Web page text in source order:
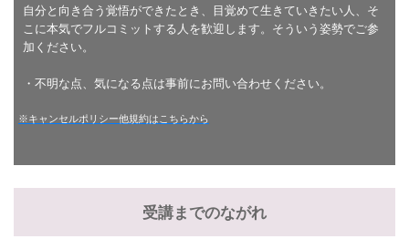
自分と向き合う覚悟ができたとき、目覚めて生きていきたい人、そ
こに本気でフルコミットする人を歓迎します。そういう姿勢でご参
加ください。
・不明な点、気になる点は事前にお問い合わせください。
※キャンセルポリシー他規約はこちらから
受講までのながれ